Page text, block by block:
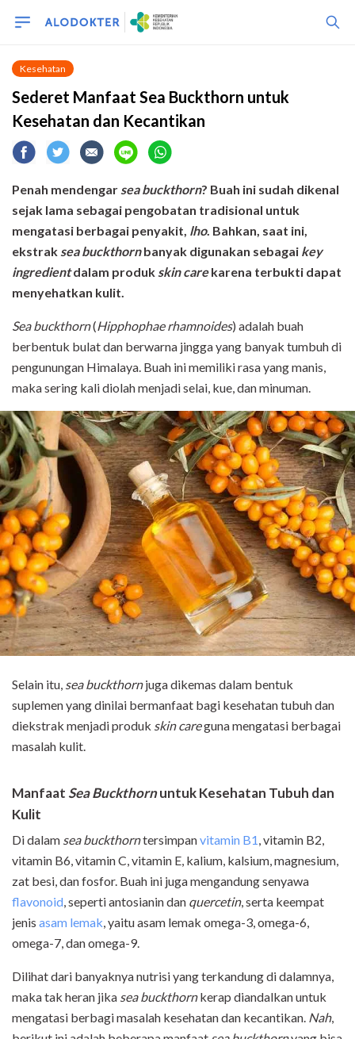
Kesehatan
Sederet Manfaat Sea Buckthorn untuk
Kesehatan dan Kecantikan
Penah mendengar sea buckthorn? Buah ini sudah dikenal
sejak lama sebagai pengobatan tradisional untuk
mengatasi berbagai penyakit, lho. Bahkan, saat ini,
ekstrak sea buckthornbanyak digunakan sebagai key
ingredientdalam produk skin carekarena terbukti dapat
menyehatkan kulit.
Sea buckthorn(Hipphophae rhamnoides) adalah buah
berbentuk bulat dan berwarna jingga yang banyak tumbuh di
pengunungan Himalaya. Buah ini memiliki rasa yang manis,
maka sering kali diolah menjadi selai, kue, dan minuman.
Selain itu, sea buckthornjuga dikemas dalam bentuk
suplemen yang dinilai bermanfaat bagi kesehatan tubuh dan
diekstrak menjadi produk skin careguna mengatasi berbagai
masalah kulit.
Manfaat Sea Buckthornuntuk Kesehatan Tubuh dan
Kulit
Di dalam sea buckthorntersimpanvitamin B1, vitamin B2,
vitamin B6, vitamin C, vitamin E, kalium, kalsium, magnesium,
zat besi, dan fosfor. Buah ini juga mengandung senyawa
flavonoid, seperti antosianin dan quercetin, serta keempat
jenis asam lemak, yaitu asam lemak omega-3, omega-6,
omega-7, dan omega-9.
Dilihat dari banyaknya nutrisi yang terkandung di dalamnya,
maka tak heran jika sea buckthornkerap diandalkan untuk
mengatasi berbagi masalah kesehatan dan kecantikan. Nah,